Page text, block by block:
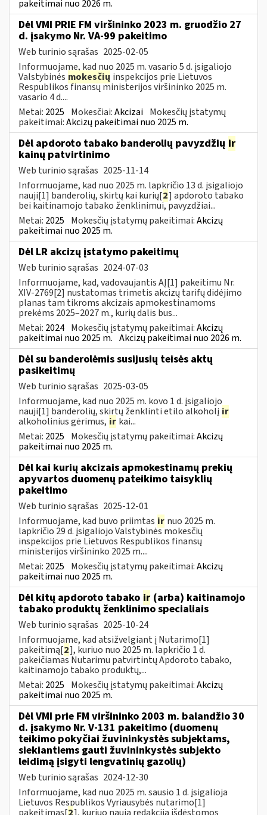
pakeitimai nuo 2026 m.
Dėl VMI PRIE FM viršininko 2023 m. gruodžio 27
d. įsakymo Nr. VA-99 pakeitimo
Web turinio sąrašas 2025-02-05
Informuojame, kad nuo 2025 m. vasario 5 d. įsigaliojo
Valstybinės mokesčių inspekcijos prie Lietuvos
Respublikos finansų ministerijos viršininko 2025 m.
vasario 4 d....
Metai: 2025 Mokesčiai:Akcizai Mokesčių įstatymų
pakeitimai:Akcizų pakeitimai nuo 2025 m.
Dėl apdoroto tabako banderolių pavyzdžių ir
kainų patvirtinimo
Web turinio sąrašas 2025-11-14
Informuojame, kad nuo 2025 m. lapkričio 13 d. įsigaliojo
nauji[1] banderolių, skirtų kai kurių[2] apdoroto tabako
bei kaitinamojo tabako ženklinimui, pavyzdžiai...
Metai: 2025 Mokesčių įstatymų pakeitimai:Akcizų
pakeitimai nuo 2025 m.
Dėl LR akcizų įstatymo pakeitimų
Web turinio sąrašas 2024-07-03
Informuojame, kad, vadovaujantis AĮ[1] pakeitimu Nr.
XIV-2769[2] nustatomas trimetis akcizų tarifų didėjimo
planas tam tikroms akcizais apmokestinamoms
prekėms 2025–2027 m., kurių dalis bus...
Metai: 2024 Mokesčių įstatymų pakeitimai:Akcizų
pakeitimai nuo 2025 m. Akcizų pakeitimai nuo 2026 m.
Dėl su banderolėmis susijusių teisės aktų
pasikeitimų
Web turinio sąrašas 2025-03-05
Informuojame, kad nuo 2025 m. kovo 1 d. įsigaliojo
nauji[1] banderolių, skirtų ženklinti etilo alkoholį ir
alkoholinius gėrimus, ir kai...
Metai: 2025 Mokesčių įstatymų pakeitimai:Akcizų
pakeitimai nuo 2025 m.
Dėl kai kurių akcizais apmokestinamų prekių
apyvartos duomenų pateikimo taisyklių
pakeitimo
Web turinio sąrašas 2025-12-01
Informuojame, kad buvo priimtas ir nuo 2025 m.
lapkričio 29 d. įsigaliojo Valstybinės mokesčių
inspekcijos prie Lietuvos Respublikos finansų
ministerijos viršininko 2025 m....
Metai: 2025 Mokesčių įstatymų pakeitimai:Akcizų
pakeitimai nuo 2025 m.
Dėl kitų apdoroto tabako ir (arba) kaitinamojo
tabako produktų ženklinimo specialiais
Web turinio sąrašas 2025-10-24
Informuojame, kad atsižvelgiant į Nutarimo[1]
pakeitimą[2], kuriuo nuo 2025 m. lapkričio 1 d.
pakeičiamas Nutarimu patvirtintų Apdoroto tabako,
kaitinamojo tabako produktų,...
Metai: 2025 Mokesčių įstatymų pakeitimai:Akcizų
pakeitimai nuo 2025 m.
Dėl VMI prie FM viršininko 2003 m. balandžio 30
d. įsakymo Nr. V-131 pakeitimo (duomenų
teikimo pokyčiai žuvininkystės subjektams,
siekiantiems gauti žuvininkystės subjekto
leidimą įsigyti lengvatinių gazolių)
Web turinio sąrašas 2024-12-30
Informuojame, kad nuo 2025 m. sausio 1 d. įsigalioja
Lietuvos Respublikos Vyriausybės nutarimo[1]
pakeitimas[2], kuriuo nauja redakcija išdėstomos